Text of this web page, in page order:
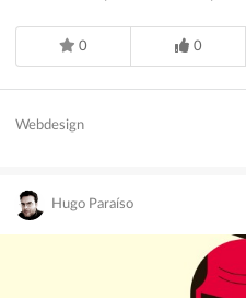
0 0
Webdesign
Hugo Paraíso